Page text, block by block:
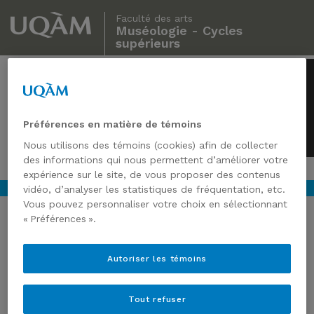
Faculté des arts
Muséologie - Cycles
supérieurs
Cycles supérieurs
LA FACE CACHÉE DE LA
GRATUITÉ DES MUSÉES
La mesure instaurant la gratuité des musées un dimanche
Préférences en matière de témoins
Nous utilisons des témoins (cookies) afin de collecter
des informations qui nous permettent d’améliorer votre
expérience sur le site, de vous proposer des contenus
vidéo, d’analyser les statistiques de fréquentation, etc.
Vous pouvez personnaliser votre choix en sélectionnant
« Préférences ».
Tout refuser
Autoriser les témoins